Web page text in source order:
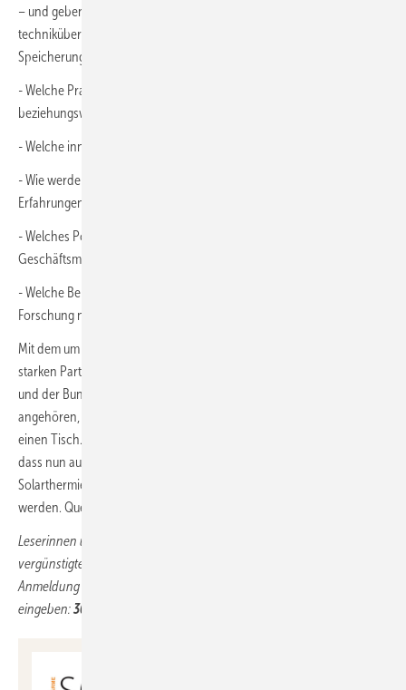
– und geben Anwender:innen einen neutralen und
technikübergreifenden Überblick über die Aspekte der Erzeugung,
Speicherung, Steuerung und Wirtschaftlichkeit. Es geht um Fragen wie
- Welche Praxisbeispiele gibt es und wie können sie angepasst
beziehungsweise übernommen werden?
- Welche innovativen Technologien und Verfahren gibt es?
- Wie werden sie bereits eingesetzt, was sind die praktischen
Erfahrungen?
- Welches Potenzial gibt es in der Umsetzung und bei
Geschäftsmodellen?
- Welche Bereiche müssen durch die anwendungsbezogene
Forschung noch geklärt werden?
Mit dem um den Bundesverband Wärmepumpen erweiterten Kreis aus
starken Partnern, dem außerdem der Bundesverband Solarwirtschaft
und der Bundesverband der Deutschen Heizungsindustrie
angehören, bringt das Symposium Zukunft Wärme wichtige Akteure an
einen Tisch. Auch wurde der Teilnehmerkreis dahingehend erweitert,
dass nun auch Anwender und Anbieter aus den Bereichen Biomasse,
Solarthermie und Wärmepumpen mit dem Programm angesprochen
werden. Quelle: Conexio-PSE / jb
Leserinnen und Leser des Gebäude-Energieberater können zu
vergünstigten Konditionen an dem Symposium teilnehmen. Bei der
Anmeldung einfach folgenden Gutschein-Code
eingeben:3071_photovoltaik_Waerme